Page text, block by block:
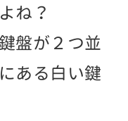
ね？
盤が２つ並
ある白い鍵